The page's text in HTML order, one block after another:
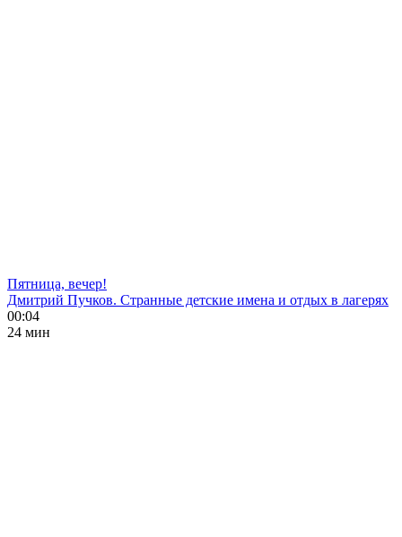
Пятница, вечер!
Дмитрий Пучков. Странные детские имена и отдых в лагерях
00:04
24 мин